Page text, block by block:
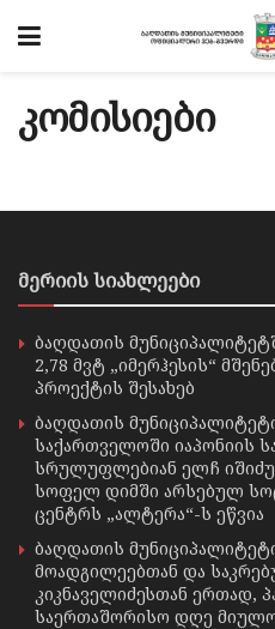
კომისიები
მერიის სიახლეები
ბაღდათის
2,78 მვტ „იმერჰესის“
პროექტის შესახებ
ბაღდათის
საქართველოში იაპონიის
სრულუფლებიან ელჩ
სოფელ დიმში არსებულ
ცენტრს „ალტერა“-ს ეწვია
ბაღდათის
მოადგილეებთან და
კიკნაველიძესთან ერთად,
საერთაშორისო დღე